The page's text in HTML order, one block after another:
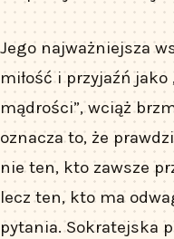
Jego najważniejsza
miłość i przyjaźń
mądrości”, wciąż
oznacza to, że
nie ten, kto zawsze
lecz ten, kto ma
pytania. Sokratejska